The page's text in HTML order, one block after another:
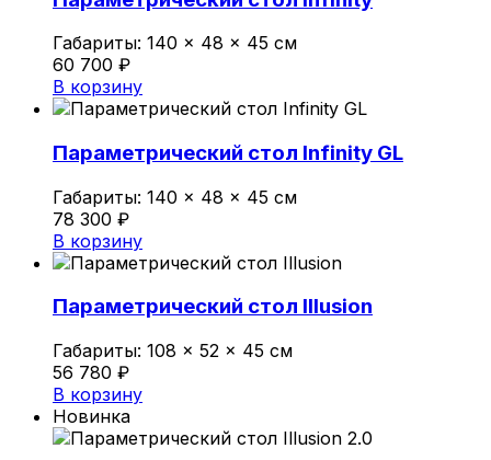
Политика конфиденциальности
0
В корзине нет товаров.
Габариты: 140 × 48 × 45 см
60 700 ₽
В корзину
Параметрический стол Infinity GL
Габариты: 140 × 48 × 45 см
78 300 ₽
В корзину
Параметрический стол Illusion
Габариты: 108 × 52 × 45 см
56 780 ₽
В корзину
Новинка